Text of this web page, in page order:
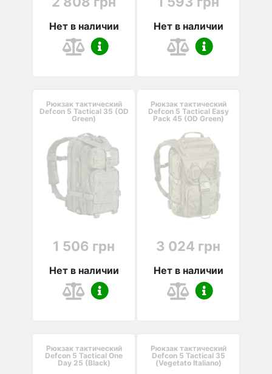
Нет в наличии Нет в наличии
Рюкзак тактический
Defcon 5 Tactical 35 (OD
Green)
1 506 грн
Нет в наличии
Рюкзак тактический
Defcon 5 Tactical Easy
Pack 45 (OD Green)
3 024 грн
Нет в наличии
Рюкзак тактический
Defcon 5 Tactical One
Day 25 (Black)
Рюкзак тактический
Defcon 5 Tactical 35
(Vegetato Italiano)